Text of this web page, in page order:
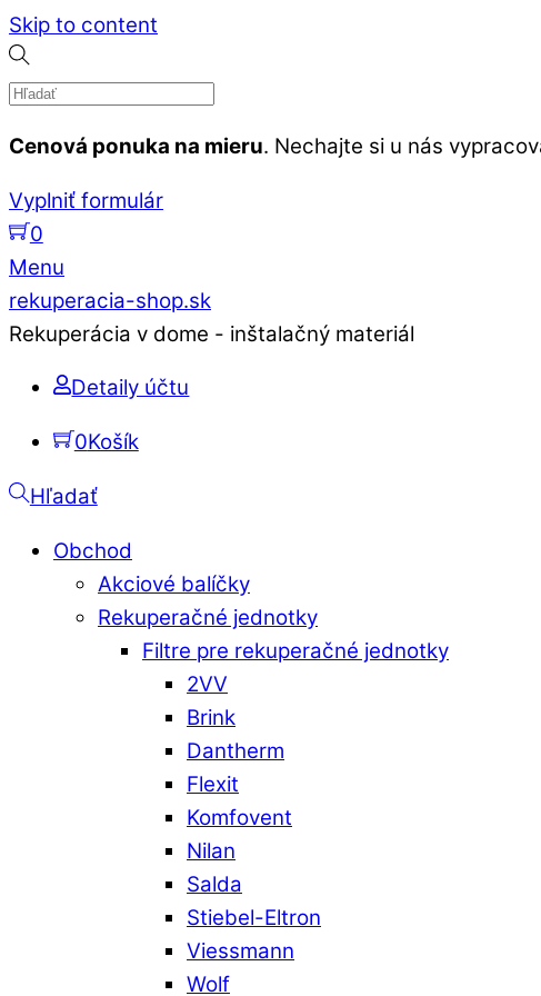
Skip to content
Cenová ponuka na mieru. Nechajte si u nás
Vyplniť formulár
0
Menu
rekuperacia-shop.sk
Rekuperácia v dome - inštalačný materiál
Detaily účtu
0Košík
Hľadať
Obchod
Akciové balíčky
Rekuperačné jednotky
Filtre pre rekuperačné jednotky
2VV
Brink
Dantherm
Flexit
Komfovent
Nilan
Salda
Stiebel-Eltron
Viessmann
Wolf